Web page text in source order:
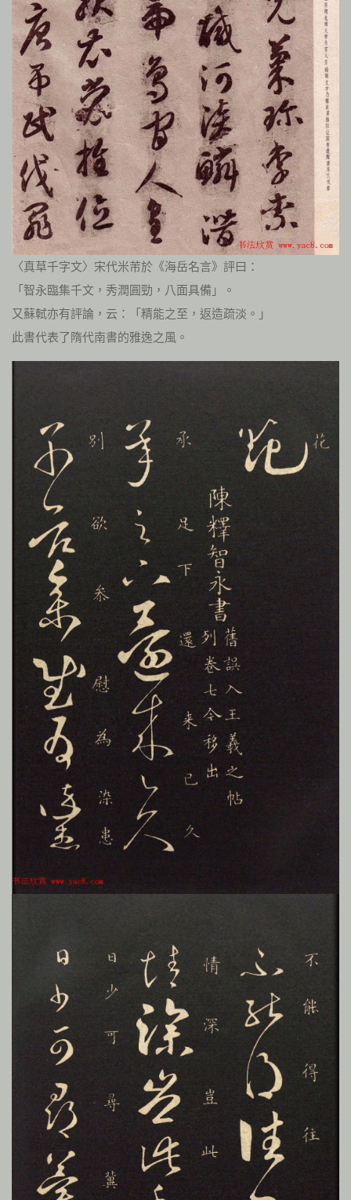
〈真草千字文〉宋代米芾於《海岳名言》評曰：
「智永臨集千文，秀潤圓勁，八面具備」。
又蘇軾亦有評論，云：「精能之至，返造疏淡。」
此書代表了隋代南書的雅逸之風。